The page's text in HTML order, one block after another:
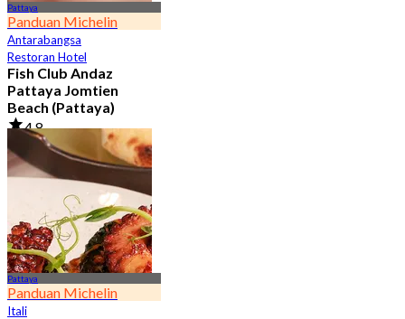
Pattaya
Panduan Michelin
Antarabangsa
Restoran Hotel
Fish Club Andaz
Pattaya Jomtien
Beach (Pattaya)
4.8
229 ditempah
Dari
฿ 972.5
Pattaya
Panduan Michelin
Itali